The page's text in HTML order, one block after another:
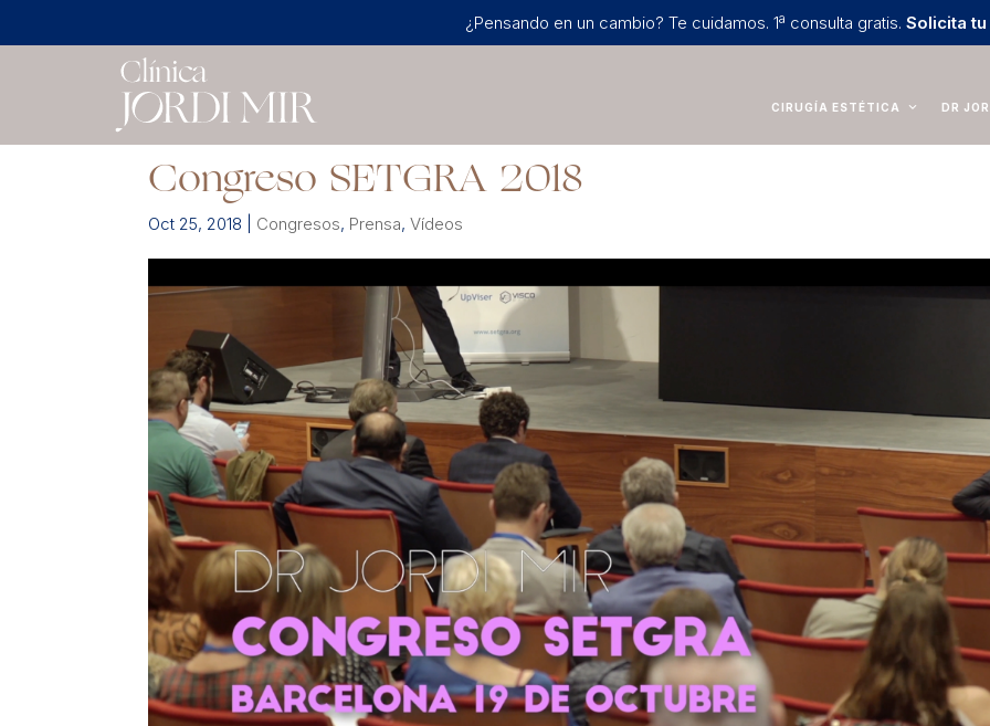
¿Pensando en un cambio? Te cuidamos. 1ª consulta gratis. Solicita
CIRUGÍA ESTÉTICA DR
Congreso SETGRA 2018
Oct 25, 2018 Congresos, Prensa,Vídeos